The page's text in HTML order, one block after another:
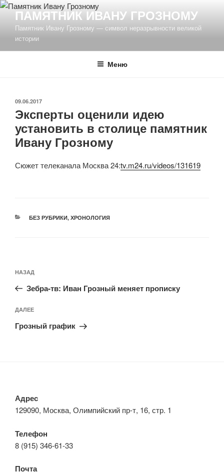
Перейти
содержимому
ПАМЯТНИК ИВАНУ ГРОЗНОМУ
Памятник Ивану Грозному — символ неразрывности великой
истории
Меню
ОПУБЛИКОВАНО
09.06.2017
Эксперты оценили идею
установить в столице памятник
Ивану Грозному
Сюжет телеканала Москва 24:tv.m24.ru/videos/131619
РУБРИКИ
БЕЗ РУБРИКИ, ХРОНОЛОГИЯ
по
записям
Предыдущая
запись:
НАЗАД
Зебра-тв: Иван Грозный меняет прописку
Следующая
запись
ДАЛЕЕ
Грозный график
Адрес
129090, Москва, Олимпийский пр-т, 16, стр. 1
Телефон
8 (915) 346-61-33
Почта